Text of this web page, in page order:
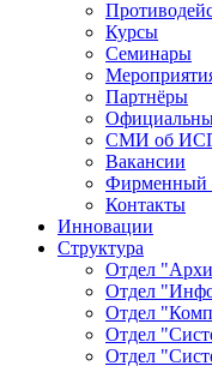
Курсы
Семинары
Партнёры
СМИ об
Вакансии
Фирменный
Контакты
Инновации
Структура
Отдел
Отдел
Отдел
Отдел
Отдел